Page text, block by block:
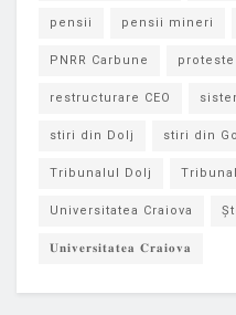
pensii pensii mineri
PNRR Carbune
restructurare CEO
stiri din Dolj stiri din
Tribunalul Dolj
Universitatea Craiova
𝐔𝐧𝐢𝐯𝐞𝐫𝐬𝐢𝐭𝐚𝐭𝐞𝐚 𝐂𝐫𝐚𝐢𝐨𝐯𝐚